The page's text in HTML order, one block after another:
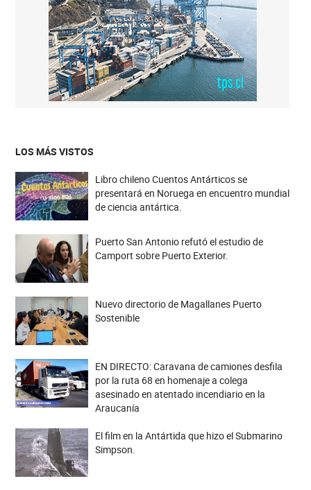
LOS MÁS VISTOS
Libro chileno Cuentos Antárticos se
presentará en Noruega en encuentro mundial
de ciencia antártica.
Puerto San Antonio refutó el estudio de
Camport sobre Puerto Exterior.
Nuevo directorio de Magallanes Puerto
Sostenible
EN DIRECTO: Caravana de camiones desfila
por la ruta 68 en homenaje a colega
asesinado en atentado incendiario en la
Araucanía
El film en la Antártida que hizo el Submarino
Simpson.